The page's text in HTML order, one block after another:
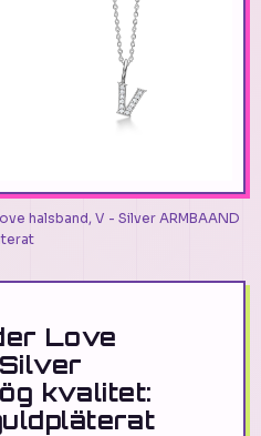
halsband, V - Silver ARMBAAND
Love
kvalitet: